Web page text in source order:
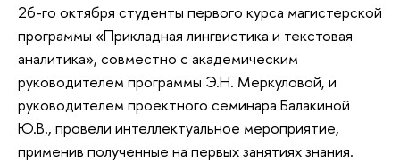
26-го октября студенты первого курса магистерской
программы «Прикладная лингвистика и текстовая
аналитика», совместно с академическим
руководителем программы Э.Н. Меркуловой, и
руководителем проектного семинара Балакиной
Ю.В., провели интеллектуальное мероприятие,
применив полученные на первых занятиях знания.